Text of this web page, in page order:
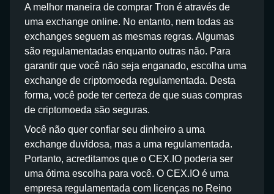
A melhor maneira de comprar Tron é através de
uma exchange online. No entanto, nem todas as
exchanges seguem as mesmas regras. Algumas
são regulamentadas enquanto outras não. Para
garantir que você não seja enganado, escolha uma
exchange de criptomoeda regulamentada. Desta
forma, você pode ter certeza de que suas compras
de criptomoeda são seguras.
Você não quer confiar seu dinheiro a uma
exchange duvidosa, mas a uma regulamentada.
Portanto, acreditamos que o CEX.IO poderia ser
uma ótima escolha para você. O CEX.IO é uma
empresa regulamentada com licenças no Reino